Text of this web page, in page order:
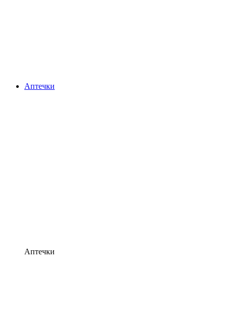
Аптечки
Аптечки